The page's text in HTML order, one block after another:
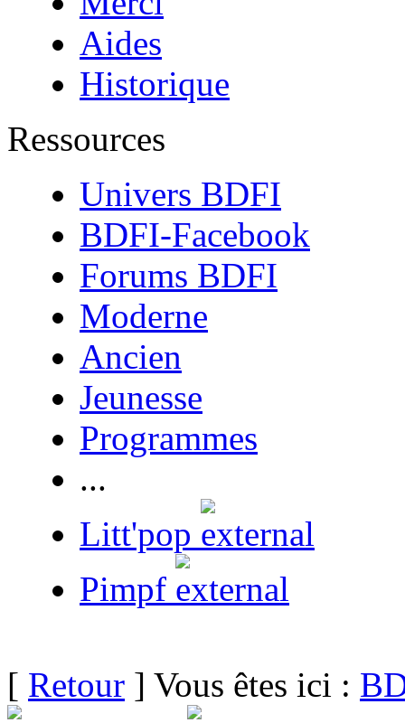
Aides
Historique
Ressources
Univers BDFI
BDFI-Facebook
Forums BDFI
Moderne
Ancien
Jeunesse
Programmes
...
Litt'pop
Pimpf
[ Retour ] Vous êtes ici :